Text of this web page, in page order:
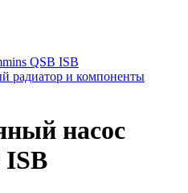
QSB ISB
радиатор и компоненты
насос
ISB